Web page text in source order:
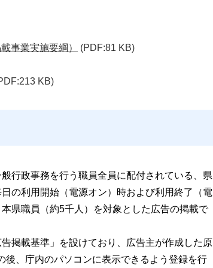
事業実施要綱） (PDF:81 KB)
KB)
行政事務を行う職員全員に配付されている、県
の利用開始（電源オン）時および利用終了（電
県職員（約5千人）を対象とした広告の掲載で
掲載基準」を設けており、広告主が作成した原
、庁内のパソコンに表示できるよう登録を行